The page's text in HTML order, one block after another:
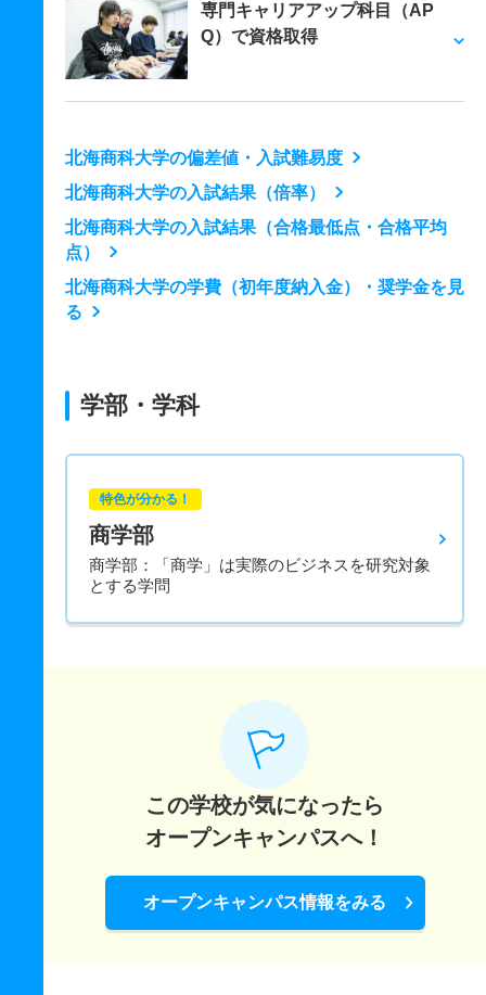
専門キャリアアップ科目（AP
Q）で資格取得
北海商科大学の偏差値・入試難易度
北海商科大学の入試結果（倍率）
北海商科大学の入試結果（合格最低点・合格平均
点）
北海商科大学の学費（初年度納入金）・奨学金を見
る
学部・学科
特色が分かる！
商学部
商学部：「商学」は実際のビジネスを研究対象
とする学問
この学校が気になったら
オープンキャンパスへ！
オープンキャンパス情報をみる